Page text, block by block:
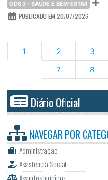
ODS 3 - SAÚDE E BEM-ESTAR
PUBLICADO EM 20/07/2026
1 2 3
7
8
Diário Oficial
NAVEGAR POR
Administração
Assistência Social
Assuntos Jurídicos